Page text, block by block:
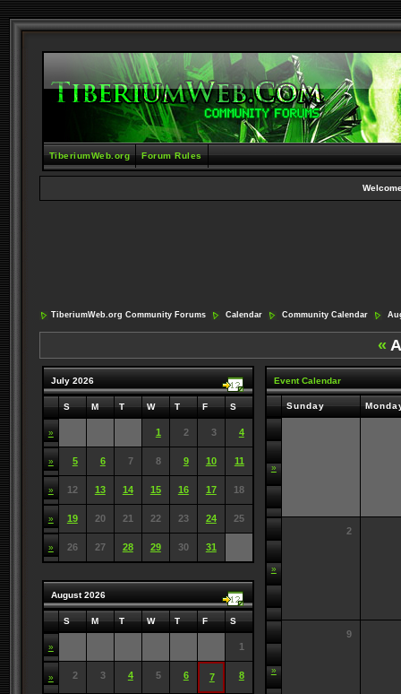
TiberiumWeb.org Forum Rules
TiberiumWeb.org Community Forums Calendar Community Calendar
«
July 2026
S M T W T F S
» 1 2 3 4
» 5 6 7 8 9 10 11
» 12 13 14 15 16 17 18
» 19 20 21 22 23 24 25
» 26 27 28 29 30 31
August 2026
S M T W T F S
» 1
» 2 3 4 5 6 7 8
Event Calendar
Sunday
»
»
2
»
9